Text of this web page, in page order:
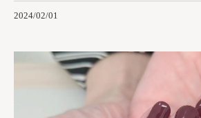
2024/02/01